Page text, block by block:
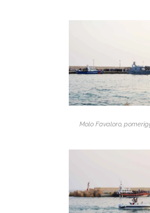
Molo Favaloro,